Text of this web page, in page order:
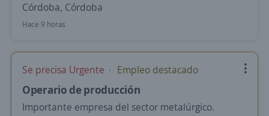
Córdoba, Córdoba
Hace 9 horas
Se precisa Urgente Empleo destacado
Operario de producción
Importante empresa del sector metalúrgico.